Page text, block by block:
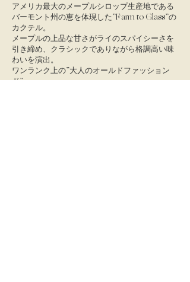
​アメリカ最大のメープルシロップ生産地である
バーモント州の恵を体現した”Farm to Glass”の
カクテル。
メープルの上品な甘さがライのスパイシーさを
引き締め、クラシックでありながら格調高い味
わいを演出。
​ワンランク上の”大人のオールドファッション
ド”。